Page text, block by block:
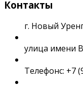
Контакты
г. Новый
улица имени
Телефонс: +7